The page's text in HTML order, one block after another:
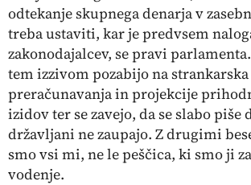
odtekanje skupnega denarja v
treba ustaviti, kar je predvsem
zakonodajalcev, se pravi
tem izzivom pozabijo na strankarska
preračunavanja in projekcije
izidov ter se zavejo, da se slabo piše
državljani ne zaupajo. Z drugimi
smo vsi mi, ne le peščica, ki smo ji
vodenje.